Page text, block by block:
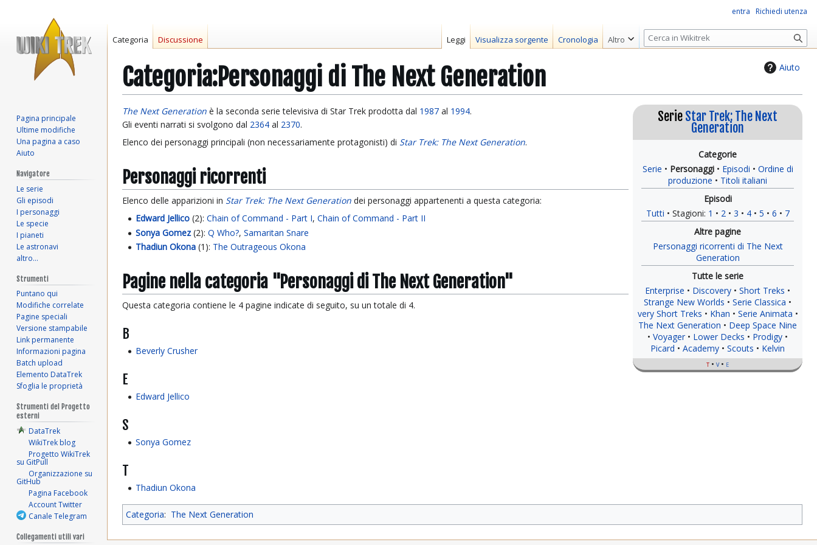
Aiuto
Categoria:Personaggi di The Next Generation
Vai
alla
navigazione
Vai
alla
ricerca
Serie Star Trek: The Next
Generation
Serie Personaggi Episodi
Ordine di
produzione
Titoli italiani
Tutti Stagioni: 1 2 3 4 5 6 7
Personaggi ricorrenti di The Next
Generation
Enterprise Discovery
Short Treks
Strange New Worlds
Serie Classica
very Short Treks
Khan
Serie Animata
The Next Generation
Deep Space Nine
Voyager
Lower Decks
Prodigy
Picard
Academy Scouts Kelvin
t v e
The Next Generation è la seconda serie televisiva di Star Trek prodotta dal 1987 al 1994.
Gli eventi narrati si svolgono dal 2364 al 2370.
Elenco dei personaggi principali (non necessariamente protagonisti) di Star Trek: The Next Generation.
Personaggi ricorrenti
Elenco delle apparizioni in Star Trek: The Next Generation dei personaggi appartenenti a questa categoria:
Edward Jellico (2):Chain of Command - Part I,Chain of Command - Part II
Sonya Gomez(2):Q Who?,Samaritan Snare
Thadiun Okona (1): The Outrageous Okona
Pagine nella categoria "Personaggi di The Next Generation"
Questa categoria contiene le 4 pagine indicate di seguito, su un totale di 4.
B
Beverly Crusher
E
Edward Jellico
S
Sonya Gomez
T
Thadiun Okona
Categoria: The Next Generation
entra Richiedi utenza
Categoria Discussione Leggi Visualizza sorgente Cronologia Altro
R
i
r
Pagina principale
Ultime modifiche
Una pagina a caso
Aiuto
Navigatore
Le serie
Gli episodi
I personaggi
Le specie
I pianeti
Le astronavi
altro…
Strumenti
Puntano qui
Modifiche correlate
Pagine speciali
Versione stampabile
Link permanente
Informazioni pagina
Batch upload
Elemento DataTrek
Sfoglia le proprietà
Strumenti del Progetto
esterni
DataTrek
WikiTrek blog
Progetto WikiTrek
su GitPull
Organizzazione su
GitHub
Pagina Facebook
Account Twitter
Canale Telegram
Collegamenti utili vari